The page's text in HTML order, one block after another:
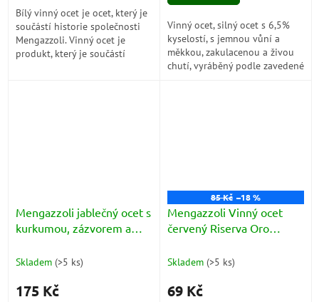
Bílý vinný ocet je ocet, který je
součástí historie společnosti
Mengazzoli. Vinný ocet je
produkt, který je součástí
Vinný ocet, silný ocet s 6,5%
kyselostí, s jemnou vůní a
měkkou, zakulacenou a živou
chutí, vyráběný podle zavedené
Mengazzoli jablečný ocet s
kurkumou, zázvorem a
Mele con curcuma,
250ml
Skladem (>5 ks)
175 Kč
85 Kč –18 %
Mengazzoli Vinný ocet
červený Riserva Oro
Skladem (>5 ks)
69 Kč